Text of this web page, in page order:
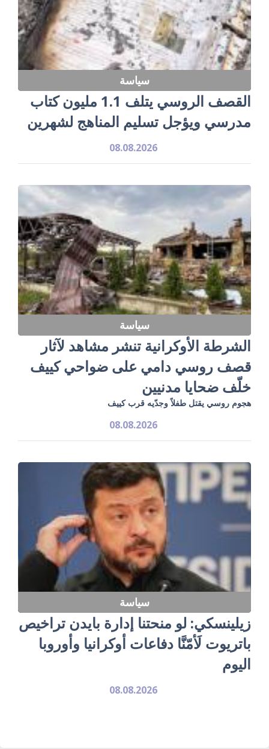
سياسة
القصف الروسي يتلف 1.1 مليون كتاب
مدرسي ويؤجل تسليم المناهج لشهرين
08.08.2026
سياسة
الشرطة الأوكرانية تنشر مشاهد لآثار
قصف روسي دامي على ضواحي كييف
خلّف ضحايا مدنيين
هجوم روسي يقتل طفلاً وجدّيه قرب كييف
08.08.2026
سياسة
زيلينسكي: لو منحتنا إدارة بايدن تراخيص
باتريوت لَأمّنَّا دفاعات أوكرانيا وأوروبا
اليوم
08.08.2026